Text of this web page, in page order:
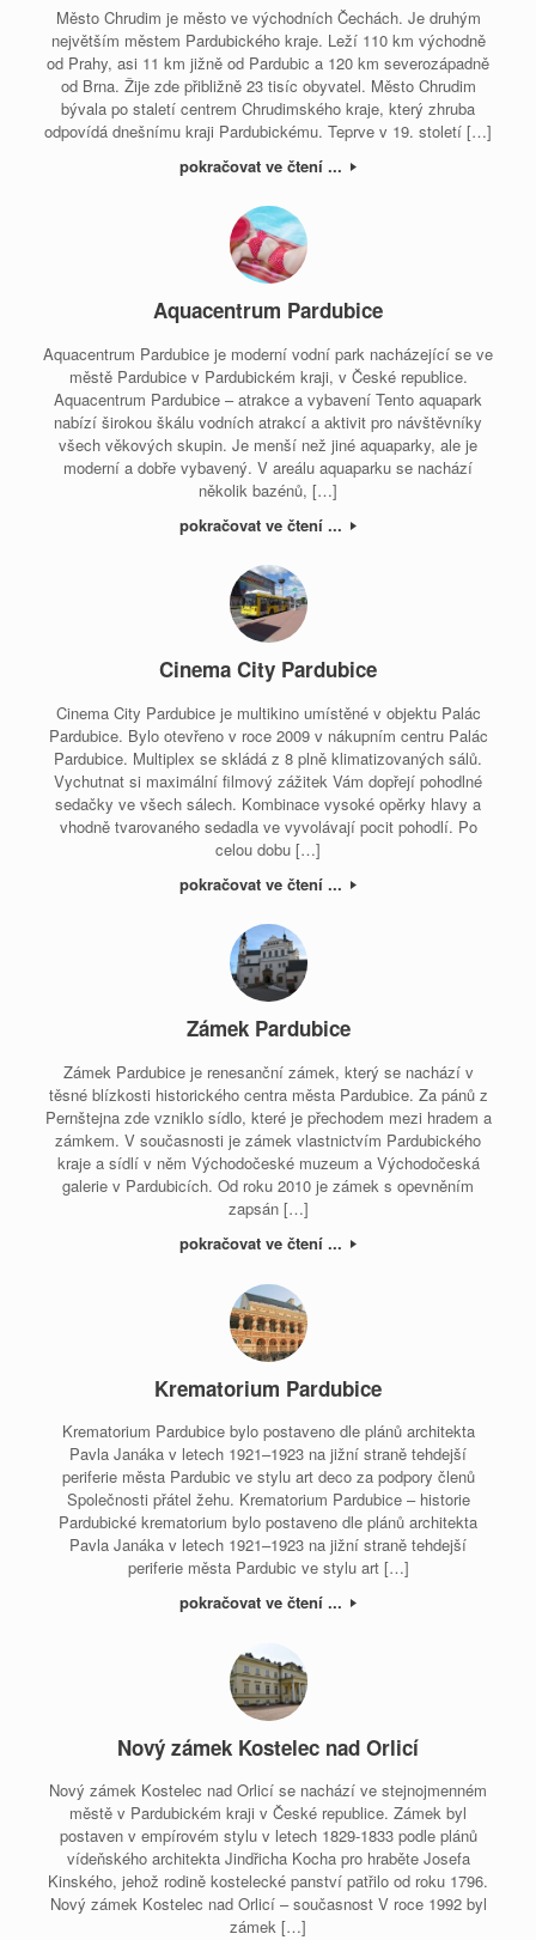
Město Chrudim je město ve východních Čechách. Je druhým
největším městem Pardubického kraje. Leží 110 km východně
od Prahy, asi 11 km jižně od Pardubic a 120 km severozápadně
od Brna. Žije zde přibližně 23 tisíc obyvatel. Město Chrudim
bývala po staletí centrem Chrudimského kraje, který zhruba
odpovídá dnešnímu kraji Pardubickému. Teprve v 19. století […]
pokračovat ve čtení ...
Aquacentrum Pardubice
Aquacentrum Pardubice je moderní vodní park nacházející se ve
městě Pardubice v Pardubickém kraji, v České republice.
Aquacentrum Pardubice – atrakce a vybavení Tento aquapark
nabízí širokou škálu vodních atrakcí a aktivit pro návštěvníky
všech věkových skupin. Je menší než jiné aquaparky, ale je
moderní a dobře vybavený. V areálu aquaparku se nachází
několik bazénů, […]
pokračovat ve čtení ...
Cinema City Pardubice
Cinema City Pardubice je multikino umístěné v objektu Palác
Pardubice. Bylo otevřeno v roce 2009 v nákupním centru Palác
Pardubice. Multiplex se skládá z 8 plně klimatizovaných sálů.
Vychutnat si maximální filmový zážitek Vám dopřejí pohodlné
sedačky ve všech sálech. Kombinace vysoké opěrky hlavy a
vhodně tvarovaného sedadla ve vyvolávají pocit pohodlí. Po
celou dobu […]
pokračovat ve čtení ...
Zámek Pardubice
Zámek Pardubice je renesanční zámek, který se nachází v
těsné blízkosti historického centra města Pardubice. Za pánů z
Pernštejna zde vzniklo sídlo, které je přechodem mezi hradem a
zámkem. V současnosti je zámek vlastnictvím Pardubického
kraje a sídlí v něm Východočeské muzeum a Východočeská
galerie v Pardubicích. Od roku 2010 je zámek s opevněním
zapsán […]
pokračovat ve čtení ...
Krematorium Pardubice
Krematorium Pardubice bylo postaveno dle plánů architekta
Pavla Janáka v letech 1921–1923 na jižní straně tehdejší
periferie města Pardubic ve stylu art deco za podpory členů
Společnosti přátel žehu. Krematorium Pardubice – historie
Pardubické krematorium bylo postaveno dle plánů architekta
Pavla Janáka v letech 1921–1923 na jižní straně tehdejší
periferie města Pardubic ve stylu art […]
pokračovat ve čtení ...
Nový zámek Kostelec nad Orlicí
Nový zámek Kostelec nad Orlicí se nachází ve stejnojmenném
městě v Pardubickém kraji v České republice. Zámek byl
postaven v empírovém stylu v letech 1829-1833 podle plánů
vídeňského architekta Jindřicha Kocha pro hraběte Josefa
Kinského, jehož rodině kostelecké panství patřilo od roku 1796.
Nový zámek Kostelec nad Orlicí – současnost V roce 1992 byl
zámek […]